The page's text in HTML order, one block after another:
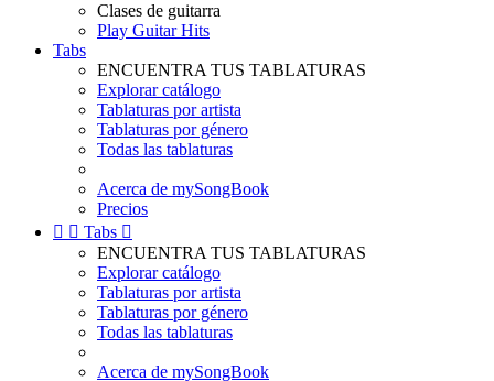
Clases de guitarra
Play Guitar Hits
Tabs
ENCUENTRA TUS TABLATURAS
Explorar catálogo
Tablaturas por artista
Tablaturas por género
Todas las tablaturas
Acerca de mySongBook
Precios
  Tabs 
ENCUENTRA TUS TABLATURAS
Explorar catálogo
Tablaturas por artista
Tablaturas por género
Todas las tablaturas
Acerca de mySongBook